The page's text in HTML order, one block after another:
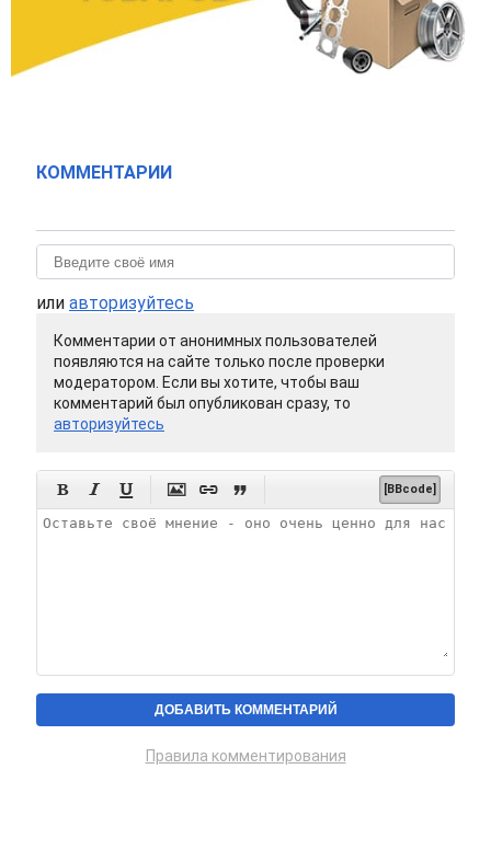
КОММЕНТАРИИ
или авторизуйтесь
Комментарии от анонимных пользователей
появляются на сайте только после проверки
модератором. Если вы хотите, чтобы ваш
комментарий был опубликован сразу, то
авторизуйтесь
      [BBcode]
Правила комментирования